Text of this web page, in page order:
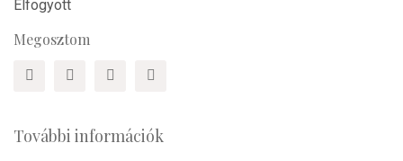
Elfogyott
Megosztom
További információk